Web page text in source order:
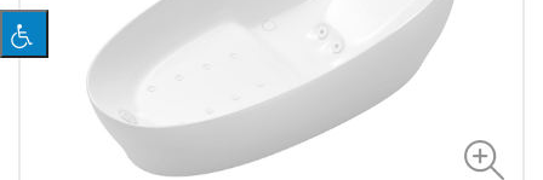
אחריות
צור קשר